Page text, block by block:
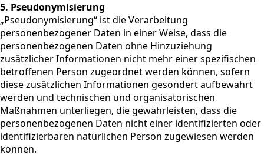
5. Pseudonymisierung
„Pseudonymisierung“ ist die Verarbeitung
personenbezogener Daten in einer Weise, dass die
personenbezogenen Daten ohne Hinzuziehung
zusätzlicher Informationen nicht mehr einer spezifischen
betroffenen Person zugeordnet werden können, sofern
diese zusätzlichen Informationen gesondert aufbewahrt
werden und technischen und organisatorischen
Maßnahmen unterliegen, die gewährleisten, dass die
personenbezogenen Daten nicht einer identifizierten oder
identifizierbaren natürlichen Person zugewiesen werden
können.